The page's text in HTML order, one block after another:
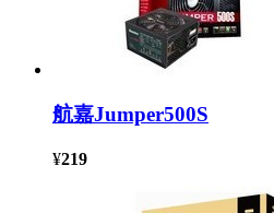
航嘉Jumper500S
¥219